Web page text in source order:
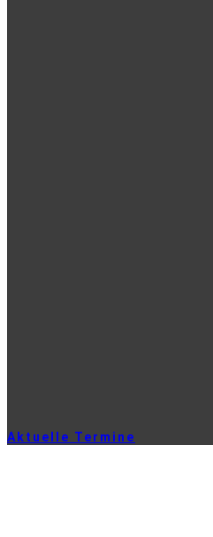
Aktuelle Termine